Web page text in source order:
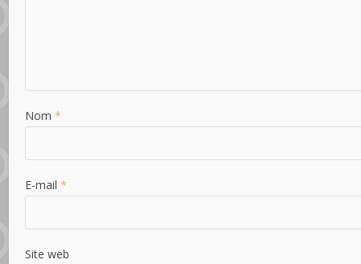
Nom*
E-mail*
Site web